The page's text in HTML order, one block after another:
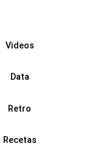
Videos
Data
Retro
Recetas